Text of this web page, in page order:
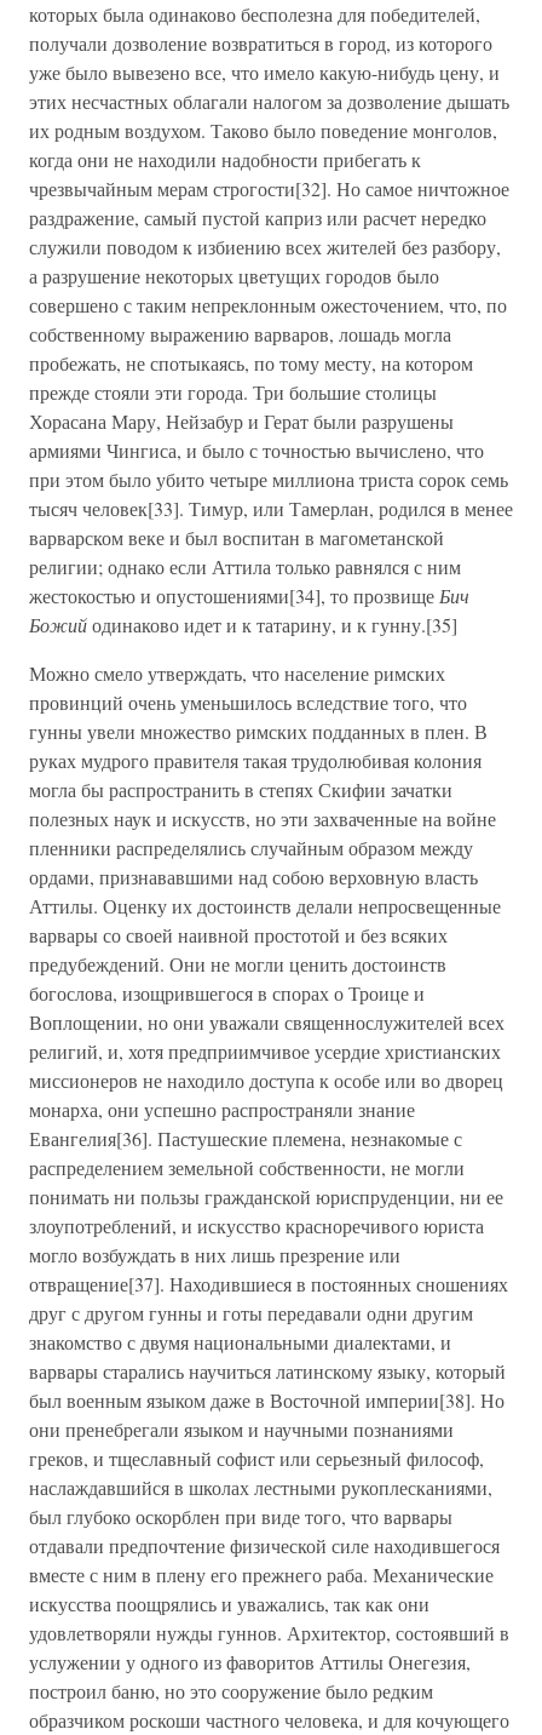
которых была одинаково бесполезна для победителей,
получали дозволение возвратиться в город, из которого
уже было вывезено все, что имело какую-нибудь цену, и
этих несчастных облагали налогом за дозволение дышать
их родным воздухом. Таково было поведение монголов,
когда они не находили надобности прибегать к
чрезвычайным мерам строгости[32]. Но самое ничтожное
раздражение, самый пустой каприз или расчет нередко
служили поводом к избиению всех жителей без разбору,
а разрушение некоторых цветущих городов было
совершено с таким непреклонным ожесточением, что, по
собственному выражению варваров, лошадь могла
пробежать, не спотыкаясь, по тому месту, на котором
прежде стояли эти города. Три большие столицы
Хорасана Мару, Нейзабур и Герат были разрушены
армиями Чингиса, и было с точностью вычислено, что
при этом было убито четыре миллиона триста сорок семь
тысяч человек[33]. Тимур, или Тамерлан, родился в менее
варварском веке и был воспитан в магометанской
религии; однако если Аттила только равнялся с ним
жестокостью и опустошениями[34], то прозвище Бич
Божийодинаково идет и к татарину, и к гунну.[35]
Можно смело утверждать, что население римских
провинций очень уменьшилось вследствие того, что
гунны увели множество римских подданных в плен. В
руках мудрого правителя такая трудолюбивая колония
могла бы распространить в степях Скифии зачатки
полезных наук и искусств, но эти захваченные на войне
пленники распределялись случайным образом между
ордами, признававшими над собою верховную власть
Аттилы. Оценку их достоинств делали непросвещенные
варвары со своей наивной простотой и без всяких
предубеждений. Они не могли ценить достоинств
богослова, изощрившегося в спорах о Троице и
Воплощении, но они уважали священнослужителей всех
религий, и, хотя предприимчивое усердие христианских
миссионеров не находило доступа к особе или во дворец
монарха, они успешно распространяли знание
Евангелия[36]. Пастушеские племена, незнакомые с
распределением земельной собственности, не могли
понимать ни пользы гражданской юриспруденции, ни ее
злоупотреблений, и искусство красноречивого юриста
могло возбуждать в них лишь презрение или
отвращение[37]. Находившиеся в постоянных сношениях
друг с другом гунны и готы передавали одни другим
знакомство с двумя национальными диалектами, и
варвары старались научиться латинскому языку, который
был военным языком даже в Восточной империи[38]. Но
они пренебрегали языком и научными познаниями
греков, и тщеславный софист или серьезный философ,
наслаждавшийся в школах лестными рукоплесканиями,
был глубоко оскорблен при виде того, что варвары
отдавали предпочтение физической силе находившегося
вместе с ним в плену его прежнего раба. Механические
искусства поощрялись и уважались, так как они
удовлетворяли нужды гуннов. Архитектор, состоявший в
услужении у одного из фаворитов Аттилы Онегезия,
построил баню, но это сооружение было редким
образчиком роскоши частного человека, и для кочующего